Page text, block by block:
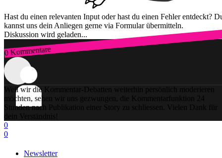
Hast du einen relevanten Input oder hast du einen Fehler entdeckt?
kannst uns dein Anliegen gerne via Formular übermitteln.
Diskussion wird geladen...
0 Kommentare
Zum Login
Weil wir die Kommentar-Debatten weiterhin persönlich moderieren
möchten, sehen wir uns gezwungen, die Kommentarfunktion 24
Stunden nach Publikation einer Story zu schliessen. Vielen Dank für
dein Verständnis!
0
0
Newsletter